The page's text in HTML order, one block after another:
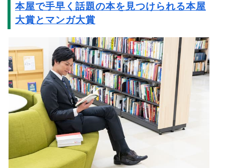
本屋で手早く話題の本を見つけられる本屋
大賞とマンガ大賞